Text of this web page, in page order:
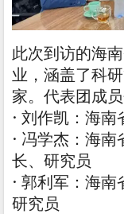
此次到访的海
业，涵盖了科
家。代表团成员
· 刘作凯：海
· 冯学杰：海
长、研究员
· 郭利军：海
研究员